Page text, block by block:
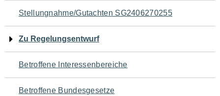
Navigation
für
den
Seiteninhalt
Stellungnahme/Gutachten SG2406270255
Zu Regelungsentwurf
Betroffene Interessenbereiche
Betroffene Bundesgesetze